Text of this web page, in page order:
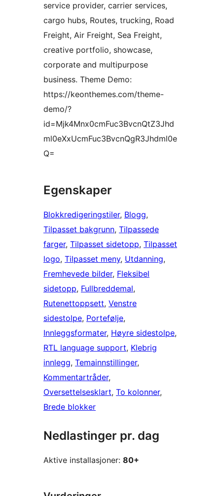
service provider, carrier services,
cargo hubs, Routes, trucking, Road
Freight, Air Freight, Sea Freight,
creative portfolio, showcase,
corporate and multipurpose
business. Theme Demo:
https://keonthemes.com/theme-
demo/?
id=Mjk4Mnx0cmFuc3BvcnQtZ3Jhd
ml0eXxUcmFuc3BvcnQgR3Jhdml0e
Q=
Egenskaper
Blokkredigeringstiler, Blogg
Tilpasset bakgrunn, Tilpassede
farger, Tilpasset sidetopp, Tilpasset
logo, Tilpasset meny, Utdanning
Fremhevede bilder, Fleksibel
sidetopp, Fullbreddemal
Rutenettoppsett, Venstre
sidestolpe, Portefølje
Innleggsformater, Høyre sidestolpe
RTL language support, Klebrig
innlegg, Temainnstillinger
Kommentartråder
Oversettelsesklart, To kolonner
Brede blokker
Nedlastinger pr. dag
Aktive installasjoner: 80+